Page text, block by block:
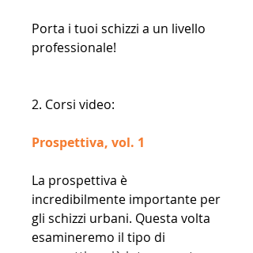
Porta i tuoi schizzi a un livello
professionale!
2. Corsi video:
Prospettiva, vol. 1
La prospettiva è
incredibilmente importante per
gli schizzi urbani. Questa volta
esamineremo il tipo di